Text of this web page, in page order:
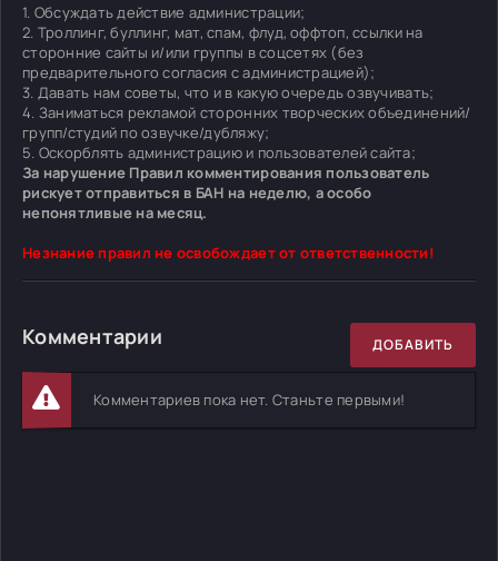
1. Обсуждать действие администрации;
2. Троллинг, буллинг, мат, спам, флуд, оффтоп, ссылки на
сторонние сайты и/или группы в соцсетях (без
предварительного согласия с администрацией);
3. Давать нам советы, что и в какую очередь озвучивать;
4. Заниматься рекламой сторонних творческих объединений/
групп/студий по озвучке/дубляжу;
5. Оскорблять администрацию и пользователей сайта;
За нарушение Правил комментирования пользователь
рискует отправиться в БАН на неделю, а особо
непонятливые на месяц.
Незнание правил не освобождает от ответственности!
Комментарии ДОБАВИТЬ
Комментариев пока нет. Станьте первыми!